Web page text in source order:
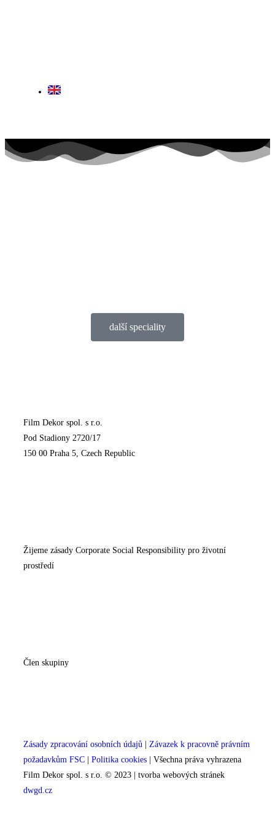
další speciality
Film Dekor spol. s r.o.
Pod Stadiony 2720/17
150 00 Praha 5, Czech Republic
Žijeme zásady Corporate Social Responsibility pro životní
prostředí
Člen skupiny
Zásady zpracování osobních údajů
Závazek k pracovně právním
požadavkům FSC
Politika cookies | Všechna práva vyhrazena
Film Dekor spol. s r.o. © 2023 | tvorba webových stránek
dwgd.cz